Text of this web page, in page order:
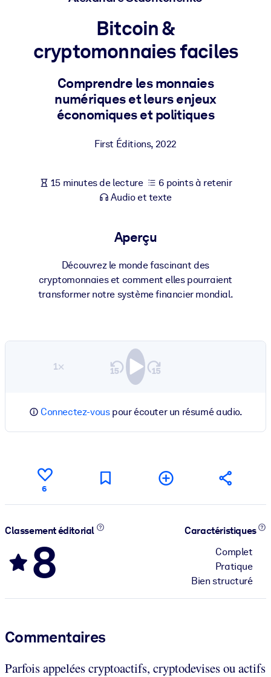
PAR SYSTÈME
Pour LMS/LXP
LMS/LXP pour de meilleurs résultats d'apprentissage.
Pour bibliothèques d'entreprise
commerciales fiables et prêtes à l'emploi.
Alimentez vos systèmes d'IA avec des connaissances fiables et
structurées pour améliorer les résultats.
Bitcoin &
cryptomonnaies faciles
Comprendre les monnaies
numériques et leurs enjeux
économiques et politiques
First Éditions, 2022
15 minutes de lecture
6 points à retenir
Audio et texte
Aperçu
Découvrez le monde fascinant des
cryptomonnaies et comment elles pourraient
transformer notre système financier mondial.
1×
Connectez-vouspour écouter un résumé audio.
6
Classement éditorial
8
Caractéristiques
Complet
Pratique
Bien structuré
Commentaires
Parfois appelées cryptoactifs, cryptodevises ou actifs